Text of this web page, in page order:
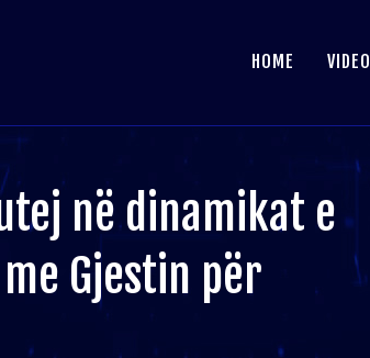
HOME VIDEO
në dinamikat e
Gjestin për